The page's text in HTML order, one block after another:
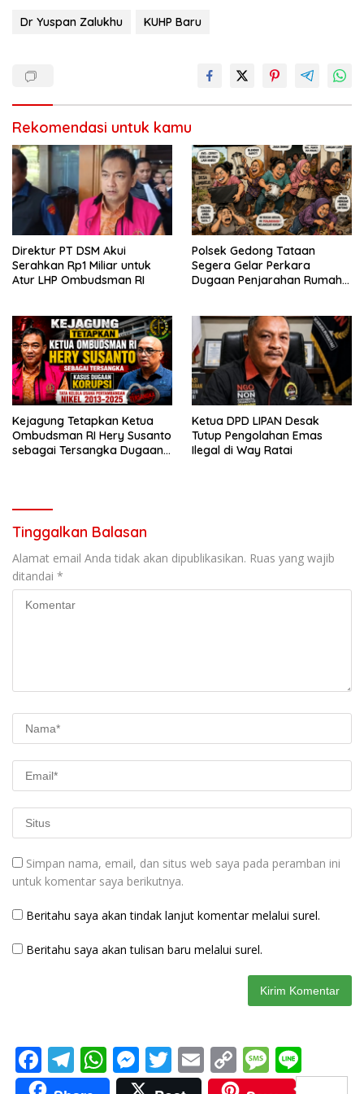
p
Dr Yuspan Zalukhu KUHP Baru
Rekomendasi untuk kamu
Direktur PT DSM Akui
Serahkan Rp1 Miliar untuk
Atur LHP Ombudsman RI
Polsek Gedong Tataan
Segera Gelar Perkara
Dugaan Penjarahan Rumah
Kejagung Tetapkan Ketua
Ombudsman RI Hery Susanto
sebagai Tersangka Dugaan
Ketua DPD LIPAN Desak
Tutup Pengolahan Emas
Ilegal di Way Ratai
Tinggalkan Balasan
Alamat email Anda tidak akan dipublikasikan. Ruas yang wajib
ditandai *
Simpan nama, email, dan situs web saya pada peramban ini
untuk komentar saya berikutnya.
Beritahu saya akan tindak lanjut komentar melalui surel.
Beritahu saya akan tulisan baru melalui surel.
F
ac
T
el
W
h
M
e
T
w
E
m
C
o
M
e n